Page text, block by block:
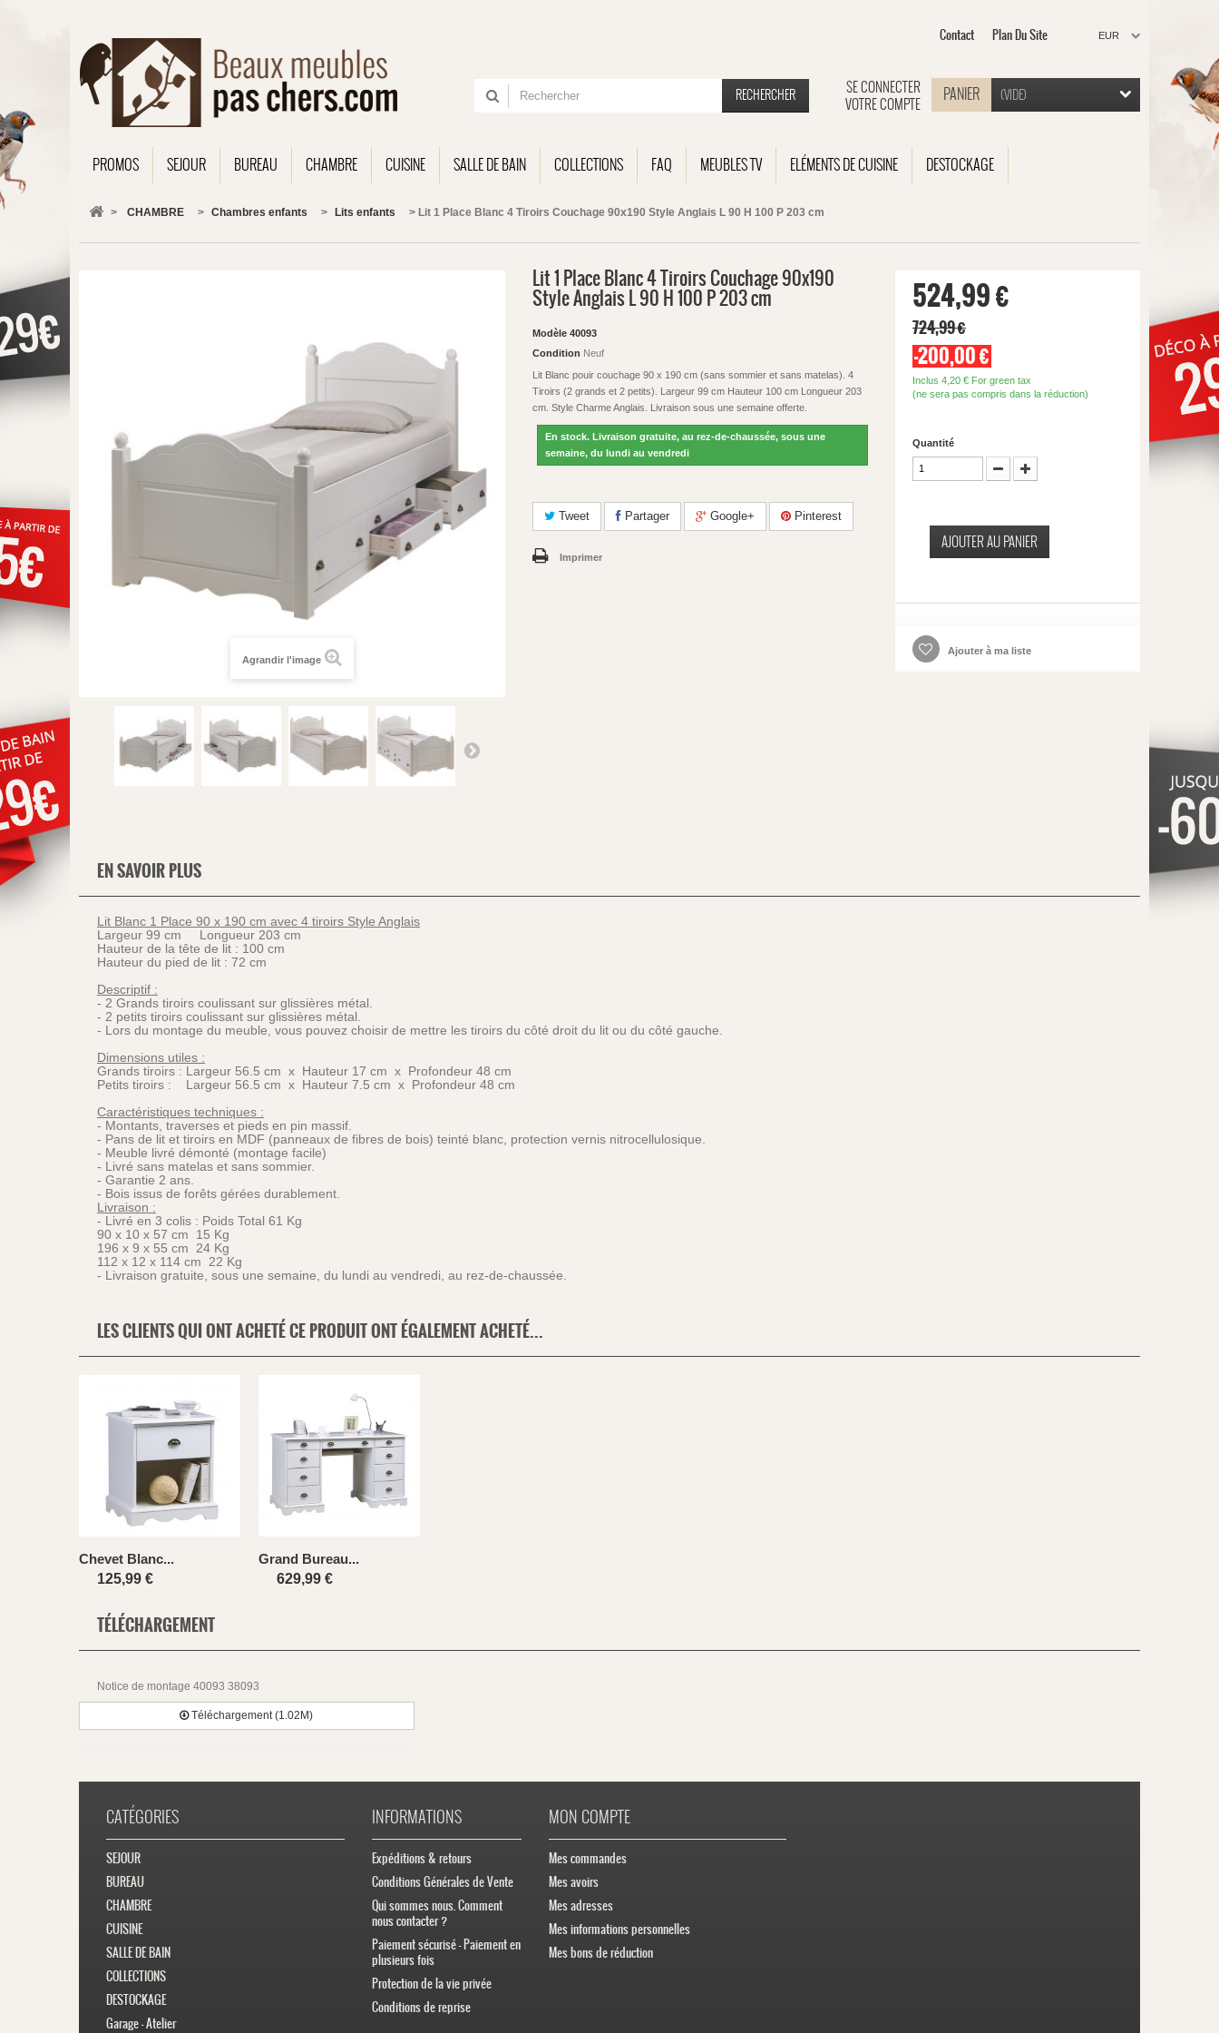
EUR
Contact Plan Du Site
PANIER (VIDE)
SE CONNECTER
VOTRE COMPTE
RECHERCHER
PROMOS SEJOUR BUREAU CHAMBRE CUISINE SALLE DE BAIN COLLECTIONS FAQ MEUBLES TV ELÉMENTS DE CUISINE DESTOCKAGE
> CHAMBRE > Chambres enfants > Lits enfants > Lit 1 Place Blanc 4 Tiroirs Couchage 90x190 Style Anglais L 90 H 100 P 203 cm
Agrandir l'image
Lit 1 Place Blanc 4 Tiroirs Couchage 90x190
Style Anglais L 90 H 100 P 203 cm
Modèle 40093
Condition Neuf
Lit Blanc pouir couchage 90 x 190 cm (sans sommier et sans matelas). 4
Tiroirs (2 grands et 2 petits). Largeur 99 cm Hauteur 100 cm Longueur 203
cm. Style Charme Anglais. Livraison sous une semaine offerte.
En stock. Livraison gratuite, au rez-de-chaussée, sous une
semaine, du lundi au vendredi
Tweet Partager Google+ Pinterest
Imprimer
524,99 €
724,99 €
-200,00 €
Inclus 4,20 €For green tax
(ne sera pas compris dans la réduction)
Quantité
AJOUTER AU PANIER
Ajouter à ma liste
EN SAVOIR PLUS
Lit Blanc 1 Place 90 x 190 cm avec 4 tiroirs Style Anglais
Largeur 99 cm Longueur 203 cm
Hauteur de la tête de lit : 100 cm
Hauteur du pied de lit : 72 cm
Descriptif :
- 2 Grands tiroirs coulissant sur glissières métal.
- 2 petits tiroirs coulissant sur glissières métal.
- Lors du montage du meuble, vous pouvez choisir de mettre les tiroirs du côté droit du lit ou du côté gauche.
Dimensions utiles :
Grands tiroirs : Largeur 56.5 cm x Hauteur 17 cm x Profondeur 48 cm
Petits tiroirs : Largeur 56.5 cm x Hauteur 7.5 cm x Profondeur 48 cm
Caractéristiques techniques :
- Montants, traverses et pieds en pin massif.
- Pans de lit et tiroirs en MDF (panneaux de fibres de bois) teinté blanc, protection vernis nitrocellulosique.
- Meuble livré démonté (montage facile)
- Livré sans matelas et sans sommier.
- Garantie 2 ans.
- Bois issus de forêts gérées durablement.
Livraison :
- Livré en 3 colis : Poids Total 61 Kg
90 x 10 x 57 cm 15 Kg
196 x 9 x 55 cm 24 Kg
112 x 12 x 114 cm 22 Kg
- Livraison gratuite, sous une semaine, du lundi au vendredi, au rez-de-chaussée.
LES CLIENTS QUI ONT ACHETÉ CE PRODUIT ONT ÉGALEMENT ACHETÉ...
Chevet Blanc...
125,99 €
Grand Bureau...
629,99 €
TÉLÉCHARGEMENT
Notice de montage 40093 38093
Téléchargement (1.02M)
CATÉGORIES
SEJOUR
BUREAU
CHAMBRE
CUISINE
SALLE DE BAIN
COLLECTIONS
DESTOCKAGE
Garage - Atelier
INFORMATIONS
Expéditions & retours
Conditions Générales de Vente
Qui sommes nous. Comment
nous contacter ?
Paiement sécurisé - Paiement en
plusieurs fois
Protection de la vie privée
Conditions de reprise
MON COMPTE
Mes commandes
Mes avoirs
Mes adresses
Mes informations personnelles
Mes bons de réduction